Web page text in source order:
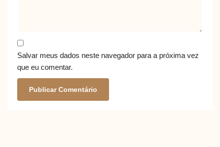
Salvar meus dados neste navegador para a próxima vez
que eu comentar.